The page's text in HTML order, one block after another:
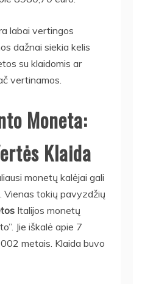
labai vertingos
dažnai siekia kelis
su klaidomis ar
vertinamos.
Moneta:
Klaida
monetų kalėjai gali
Vienas tokių pavyzdžių
Italijos monetų
Jie iškalė apie 7
metais. Klaida buvo